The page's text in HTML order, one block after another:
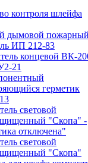
контроля шлейфа
дымовой
ИП 212-83
концевой ВК-
21
герметик
световой
"Скопа" -
отключена"
световой
"Скопа"